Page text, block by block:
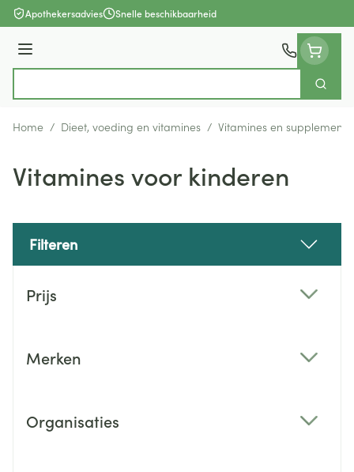
Ga naar de inhoud
Apothekersadvies Snelle beschikbaarheid
Menu
Zoek
Home / Dieet, voeding en vitamines / Vitamines en
Vitamines voor kinderen
Filteren
Prijs
Merken
Organisaties